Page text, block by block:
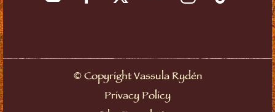
©Copyright Vassula Rydén
Privacy Policy